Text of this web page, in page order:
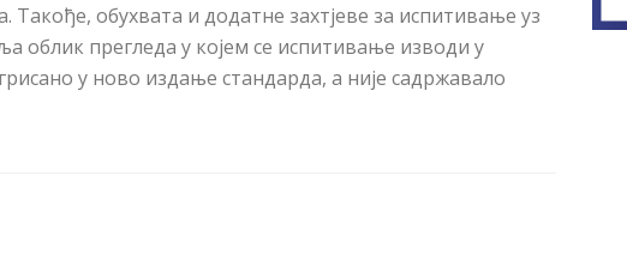
Такође, обухвата и додатне захтјеве за испитивање уз
облик прегледа у којем се испитивање изводи у
у ново издање стандарда, а није садржавало